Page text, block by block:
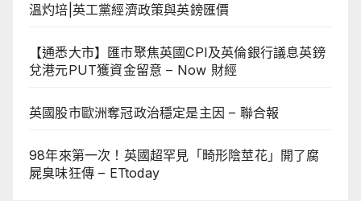
溫灼培|英工黨經濟政策與英鎊匯價
【通悉大市】匯市聚焦英國CPI及英倫銀行議息英鎊
兌港元PUT獲資金留意 – Now 財經
英國股市歐洲奪冠政治穩定是主因 – 聯合報
98年來第一次！英國超罕見「畸形陰莖花」開了腐
屍臭味狂傳 – ETtoday